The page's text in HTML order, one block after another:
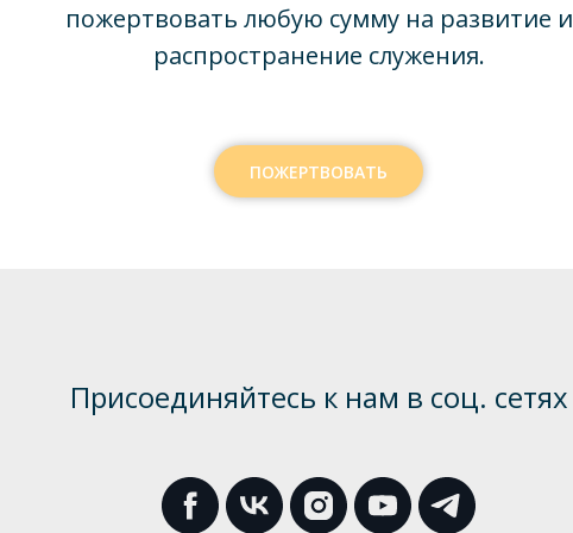
пожертвовать любую сумму на развитие и
распространение служения.
ПОЖЕРТВОВАТЬ
Присоединяйтесь к нам в соц. сетях